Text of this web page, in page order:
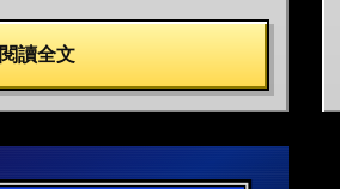
閱讀全文